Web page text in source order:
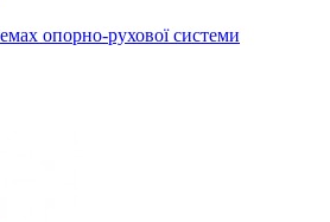
опорно-рухової системи